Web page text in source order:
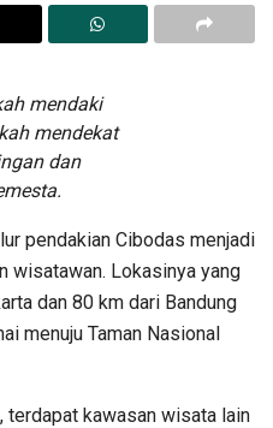
mendaki
mendekat
dan
pendakian Cibodas menjadi
wisatawan. Lokasinya yang
dan 80 km dari Bandung
menuju Taman Nasional
kawasan wisata lain